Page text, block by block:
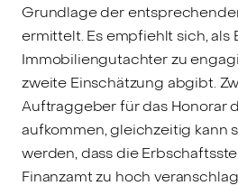
Grundlage der
ermittelt. Es empfiehlt sich, als
Immobiliengutachter zu
zweite Einschätzung abgibt.
Auftraggeber für das Honorar
aufkommen, gleichzeitig kann
werden, dass die
Finanzamt zu hoch